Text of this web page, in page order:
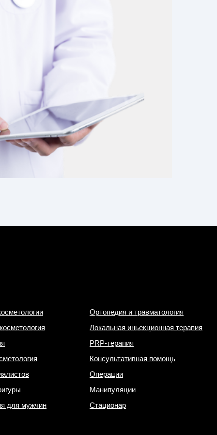
для мужчин
Ортопедия и травматология
Локальная иньекционная терапия
PRP-терапия
Консультативная помощь
Операции
Манипуляции
Стационар